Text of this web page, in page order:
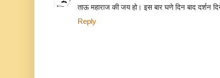
ताऊ महाराज की जय हो। इस बार घणे दिन बाद दर्शन
Reply